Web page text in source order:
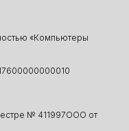
«Компьютеры
№ 411997ООО от